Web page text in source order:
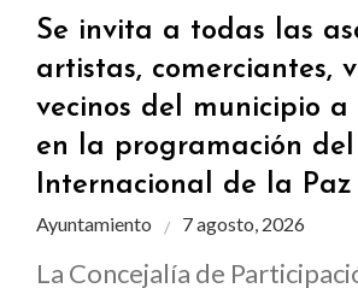
Se invita a todas las
artistas, comerciantes,
vecinos del municipio
en la programación
Internacional de la Paz
Ayuntamiento 7 agosto, 2026
La Concejalía de